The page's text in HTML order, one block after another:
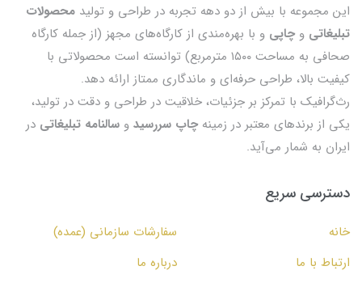
این مجموعه با بیش از دو دهه تجربه در طراحی و تولید محصولات
تبلیغاتی وچاپی و با بهره‌مندی از کارگاه‌های مجهز (از جمله کارگاه
صحافی به مساحت ۱۵۰۰ مترمربع) توانسته است محصولاتی با
کیفیت بالا، طراحی حرفه‌ای و ماندگاری ممتاز ارائه دهد.
رث‌گرافیک با تمرکز بر جزئیات، خلاقیت در طراحی و دقت در تولید،
یکی از برندهای معتبر در زمینهچاپ سررسید و سالنامه تبلیغاتی در
ایران به شمار می‌آید.
دسترسی سریع
خانه
سفارشات سازمانی (عمده)
ارتباط با ما
درباره ما